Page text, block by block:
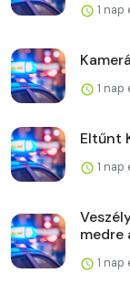
1
1
Eltűnt
1
medre
1